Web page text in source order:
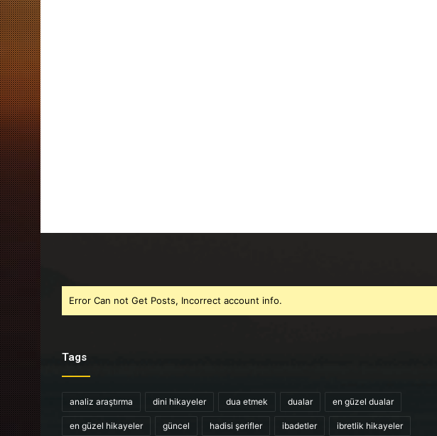
Error Can not Get Posts, Incorrect account info.
Tags
analiz araştırma dini hikayeler dua etmek dualar en güzel dualar
en güzel hikayeler güncel hadisi şerifler ibadetler ibretlik hikayeler